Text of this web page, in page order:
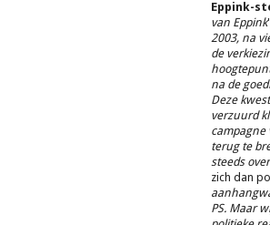
Eppink-
van Eppink
2003, na
de
na de
Deze
verzuurd
campagne
terug te
steeds
zich dan
PS. Maar